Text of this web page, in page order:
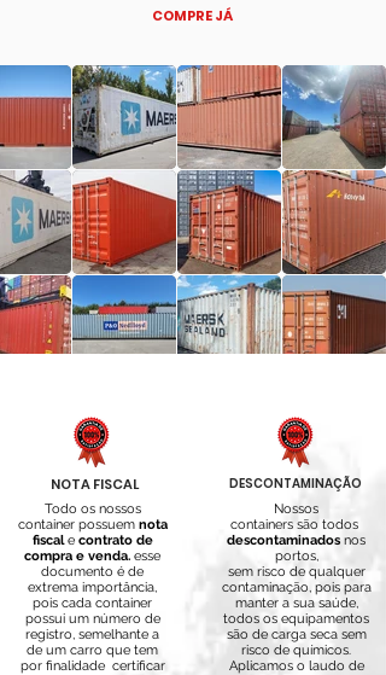
COMPRE JÁ
NOTA FISCAL
Todo os nossos
container possuem nota
fiscalecontrato de
compra e venda. esse
documento é de
extrema importância,
pois cada container
possui um número de
registro, semelhante a
de um carro que tem
por finalidade certificar
DESCONTAMINAÇÃO
Nossos
containers são todos
descontaminadosnos
portos,
sem risco de qualquer
contaminação, pois para
manter a sua saúde,
todos os equipamentos
são de carga seca sem
risco de químicos.
Aplicamos o laudo de